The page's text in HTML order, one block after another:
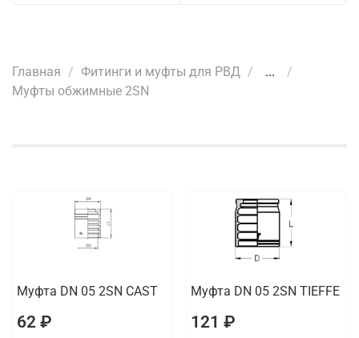
Главная Фитинги и муфты для РВД
...
Муфты обжимные 2SN
Муфта DN 05 2SN CAST
62 ₽
Муфта DN 05 2SN TIEFFE
121 ₽